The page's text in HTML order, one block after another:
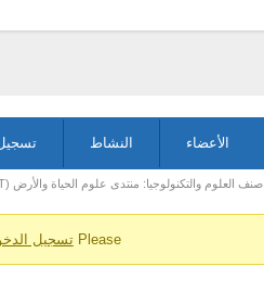
الأعضاء النشاط
صنف العلوم والتكنولوجيا: منتدى علوم الحياة والأرض (SVT)
Please تسجيل